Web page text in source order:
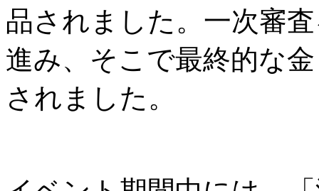
品されました。一次審
進み、そこで最終的な
されました。